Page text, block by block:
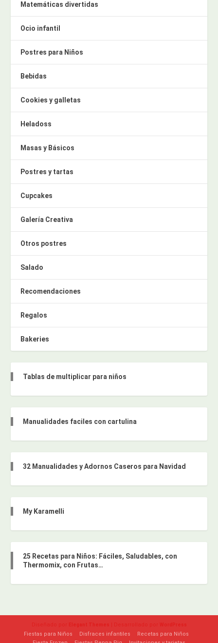
Matemáticas divertidas
Ocio infantil
Postres para Niños
Bebidas
Cookies y galletas
Heladoss
Masas y Básicos
Postres y tartas
Cupcakes
Galería Creativa
Otros postres
Salado
Recomendaciones
Regalos
Bakeries
Tablas de multiplicar para niños
Manualidades faciles con cartulina
32 Manualidades y Adornos Caseros para Navidad
My Karamelli
25 Recetas para Niños: Fáciles, Saludables, con
Thermomix, con Frutas…
Diseñado por Elegant Themes | Desarrollado por WordPress
Fiestas para Niños Disfraces infantiles
Recetas para Niños